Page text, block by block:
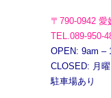
〒790-0942 愛
TEL.089-950-
OPEN: 9am –
CLOSED: 月
駐車場あり